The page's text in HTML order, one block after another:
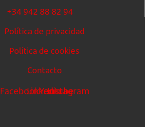
+34 942 88 82 94
Política de privacidad
Política de cookies
Contacto
FacebookLinkedin
Youtube
Instagram